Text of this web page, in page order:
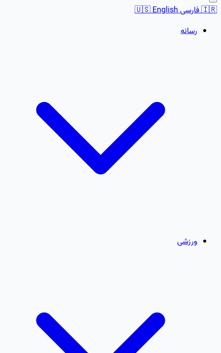
🇮🇷فارسی 🇺🇸English
رسانه
ورزشی